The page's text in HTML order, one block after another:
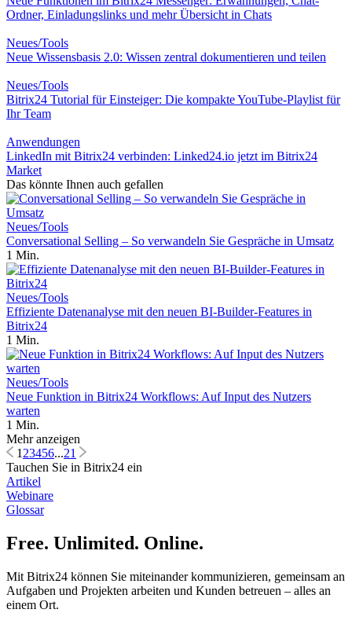
Ordner, Einladungslinks und mehr Übersicht in Chats
Neues/Tools
Neue Wissensbasis 2.0: Wissen zentral dokumentieren und teilen
Neues/Tools
Bitrix24 Tutorial für Einsteiger: Die kompakte YouTube-Playlist für
Ihr Team
Anwendungen
LinkedIn mit Bitrix24 verbinden: Linked24.io jetzt im Bitrix24
Market
Das könnte Ihnen auch gefallen
Neues/Tools
Conversational Selling – So verwandeln Sie Gespräche in Umsatz
1 Min.
Neues/Tools
Effiziente Datenanalyse mit den neuen BI-Builder-Features in
Bitrix24
1 Min.
Neues/Tools
Neue Funktion in Bitrix24 Workflows: Auf Input des Nutzers
warten
1 Min.
Mehr anzeigen
123456...21
Tauchen Sie in Bitrix24 ein
Artikel
Webinare
Glossar
Free. Unlimited. Online.
Mit Bitrix24 können Sie miteinander kommunizieren, gemeinsam an
Aufgaben und Projekten arbeiten und Kunden betreuen – alles an
einem Ort.